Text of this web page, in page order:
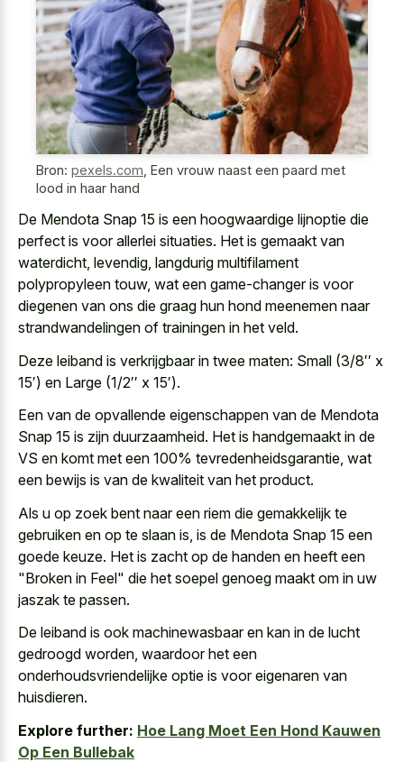
Bron: pexels.com Een vrouw naast een paard met
lood in haar hand
De Mendota Snap 15 is een hoogwaardige lijnoptie die
perfect is voor allerlei situaties. Het is gemaakt van
waterdicht, levendig, langdurig multifilament
polypropyleen touw, wat een game-changer is voor
diegenen van ons die graag hun hond meenemen naar
strandwandelingen of trainingen in het veld.
Deze leiband is verkrijgbaar in twee maten: Small (3/8′′ x
15′) en Large (1/2′′ x 15′).
Een van de opvallende eigenschappen van de Mendota
Snap 15 is zijn duurzaamheid. Het is handgemaakt in de
VS en komt met een 100% tevredenheidsgarantie, wat
een bewijs is van de kwaliteit van het product.
Als u op zoek bent naar een riem die gemakkelijk te
gebruiken en op te slaan is, is de Mendota Snap 15 een
goede keuze. Het is zacht op de handen en heeft een
"Broken in Feel" die het soepel genoeg maakt om in uw
jaszak te passen.
De leiband is ook machinewasbaar en kan in de lucht
gedroogd worden, waardoor het een
onderhoudsvriendelijke optie is voor eigenaren van
huisdieren.
Explore further: Hoe Lang Moet Een Hond Kauwen
Op Een Bullebak